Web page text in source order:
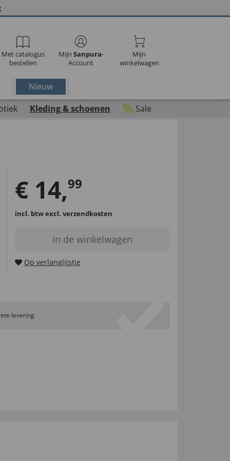
Met catalogus
bestellen
Mijn Sanpura-
Account
Mijn
winkelwagen
Nieuw
Kleding & schoenen % Sale
€ 14,99
incl. btwexcl. verzendkosten
In de winkelwagen
Op verlanglijstje
levering